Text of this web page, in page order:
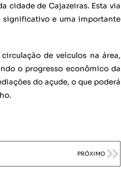
cidade de Cajazeiras. Esta via
significativo e uma importante
de veículos na área,
o progresso econômico da
do açude, o que poderá
PRÓXIMO